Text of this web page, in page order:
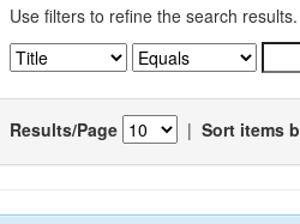
Use filters to refine the search results.
Results/Page | Sort items